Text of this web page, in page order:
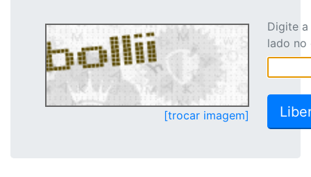
[trocar imagem]
Digite
lado no